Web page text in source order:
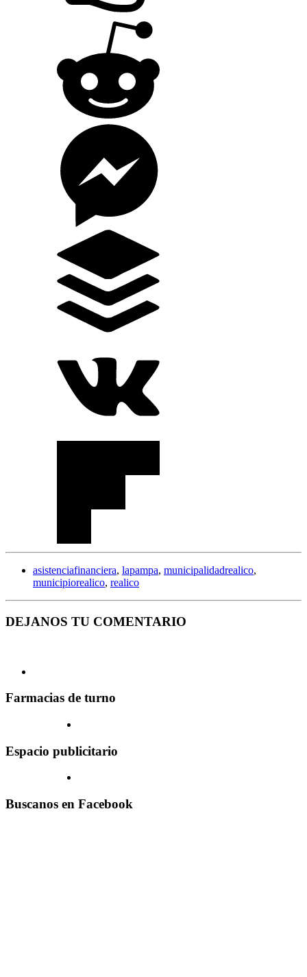
asistenciafinanciera, lapampa, municipalidadrealico,
municipiorealico, realico
DEJANOS TU COMENTARIO
Farmacias de turno
Espacio publicitario
Buscanos en Facebook